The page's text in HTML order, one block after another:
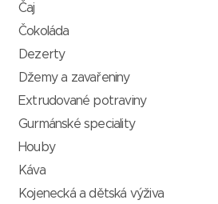
Čaj
Čokoláda
Dezerty
Džemy a zavařeniny
Extrudované potraviny
Gurmánské speciality
Houby
Káva
Kojenecká a dětská výživa